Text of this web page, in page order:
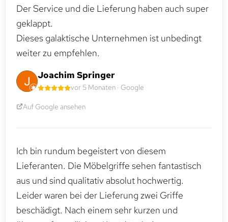
Der Service und die Lieferung haben auch super
geklappt.
Dieses galaktische Unternehmen ist unbedingt
weiter zu empfehlen.
Joachim Springer
vor 5 Monaten · Google
Auf Google ansehen
Ich bin rundum begeistert von diesem
Lieferanten. Die Möbelgriffe sehen fantastisch
aus und sind qualitativ absolut hochwertig.
Leider waren bei der Lieferung zwei Griffe
beschädigt. Nach einem sehr kurzen und